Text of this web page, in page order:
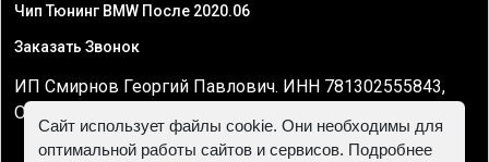
Чип Тюнинг BMW После 2020.06
Заказать Звонок
ИП Смирнов Георгий Павлович. ИНН 781302555843,
ОГРНИП 324470400032610
Сайт использует файлы cookie. Они необходимы для
оптимальной работы сайтов и сервисов. Подробнее